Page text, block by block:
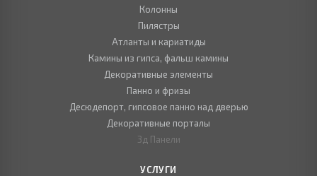
Колонны
Пилястры
Атланты и кариатиды
Камины из гипса, фальш камины
Декоративные элементы
Панно и фризы
Десюдепорт, гипсовое панно над дверью
Декоративные порталы
3д Панели
УСЛУГИ